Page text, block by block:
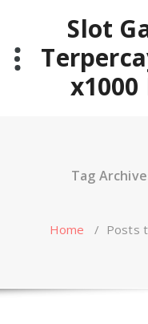
Slot
Tag
Home / Posts